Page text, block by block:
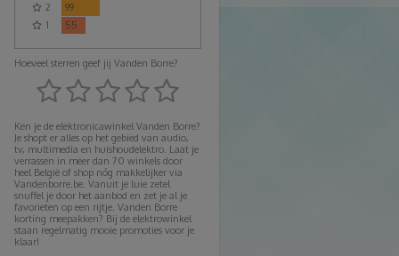
2
99
1
55
Hoeveel sterren geef jij Vanden Borre?
Ken je de elektronicawinkel Vanden Borre?
Je shopt er alles op het gebied van audio,
tv, multimedia en huishoudelektro. Laat je
verrassen in meer dan 70 winkels door
heel België of shop nóg makkelijker via
Vandenborre.be. Vanuit je luie zetel
snuffel je door het aanbod en zet je al je
favorieten op een rijtje. Vanden Borre
korting meepakken? Bij de elektrowinkel
staan regelmatig mooie promoties voor je
klaar!